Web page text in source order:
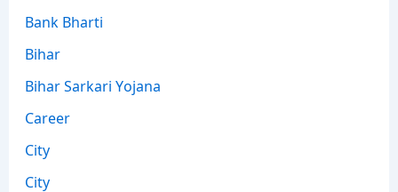
Bank Bharti
Bihar
Bihar Sarkari Yojana
Career
City
City